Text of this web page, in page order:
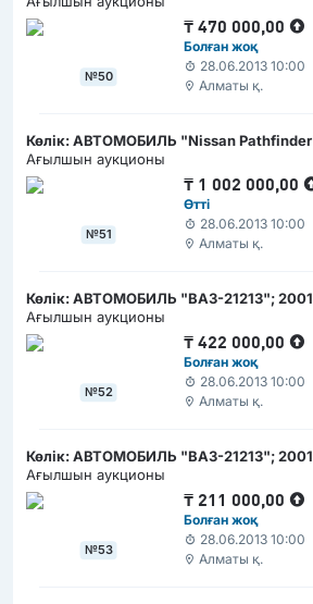
№50
₸470 000,00
Болған жоқ
28.06.2013 10:00
Алматы қ.
Көлік: АВТОМОБИЛЬ "Nissan
Ағылшын аукционы
№51
₸ 1 002 000,00
Өтті
28.06.2013 10:00
Алматы қ.
Көлік: АВТОМОБИЛЬ "ВАЗ-21213";
Ағылшын аукционы
№52
₸422 000,00
Болған жоқ
28.06.2013 10:00
Алматы қ.
Көлік: АВТОМОБИЛЬ "ВАЗ-21213";
Ағылшын аукционы
№53
₸ 211 000,00
Болған жоқ
28.06.2013 10:00
Алматы қ.